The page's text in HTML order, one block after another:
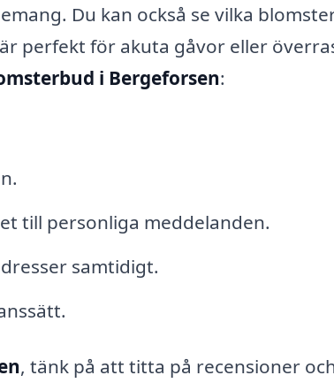
Du kan också se vilka
perfekt för akuta gåvor eller
i Bergeforsen:
till personliga meddelanden.
samtidigt.
, tänk på att titta på recensioner